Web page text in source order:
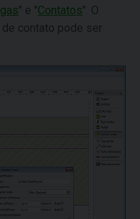
" e "Contatos". O
contato pode ser